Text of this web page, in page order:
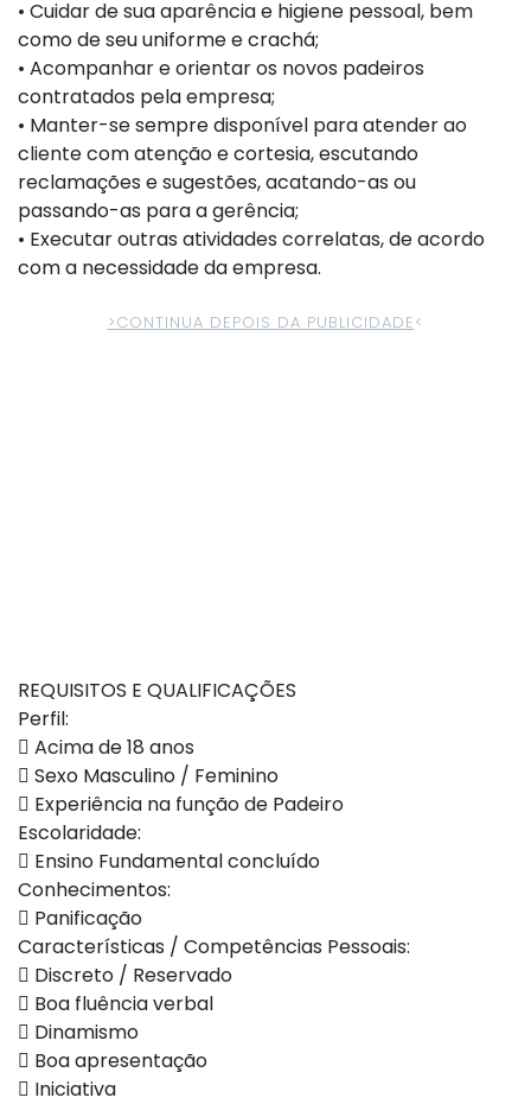
• Cuidar de sua aparência e higiene pessoal, bem
como de seu uniforme e crachá;
• Acompanhar e orientar os novos padeiros
contratados pela empresa;
• Manter-se sempre disponível para atender ao
cliente com atenção e cortesia, escutando
reclamações e sugestões, acatando-as ou
passando-as para a gerência;
• Executar outras atividades correlatas, de acordo
com a necessidade da empresa.
>CONTINUA DEPOIS DA PUBLICIDADE<
REQUISITOS E QUALIFICAÇÕES
Perfil:
 Acima de 18 anos
 Sexo Masculino / Feminino
 Experiência na função de Padeiro
Escolaridade:
 Ensino Fundamental concluído
Conhecimentos:
 Panificação
Características / Competências Pessoais:
 Discreto / Reservado
 Boa fluência verbal
 Dinamismo
 Boa apresentação
 Iniciativa